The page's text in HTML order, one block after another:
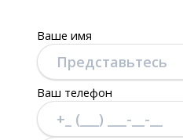
Ваше имя
Ваш телефон